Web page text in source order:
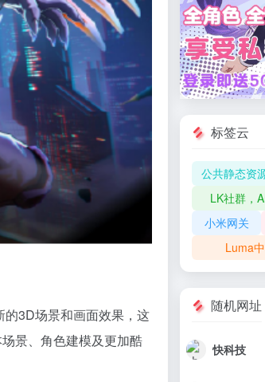
的3D场景和画面效果，这
景、角色建模及更加酷
标签云
公共静态资
LK社群，
小米网关
Luma
随机网址
快科技